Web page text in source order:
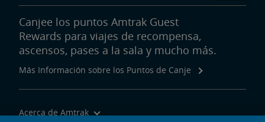
Canjee los puntos Amtrak Guest
Rewards para viajes de recompensa,
ascensos, pases a la sala y mucho más.
Más Información sobre los Puntos de Canje
Acerca de Amtrak